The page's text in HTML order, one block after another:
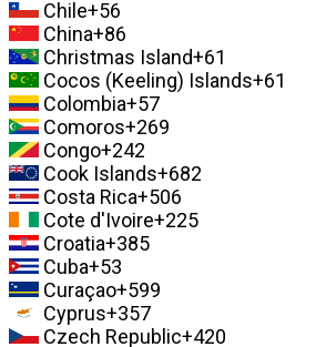
Chile+56
China+86
Christmas Island+61
Cocos (Keeling) Islands+61
Colombia+57
Comoros+269
Congo+242
Cook Islands+682
Costa Rica+506
Cote d'Ivoire+225
Croatia+385
Cuba+53
Curaçao+599
Cyprus+357
Czech Republic+420